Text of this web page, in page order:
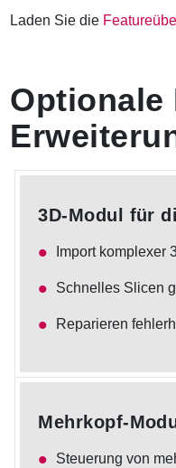
Laden Sie die
Optionale
3D-Modul für
Import komplexer
Schnelles Slicen
Reparieren
Mehrkopf-
Steuerung von